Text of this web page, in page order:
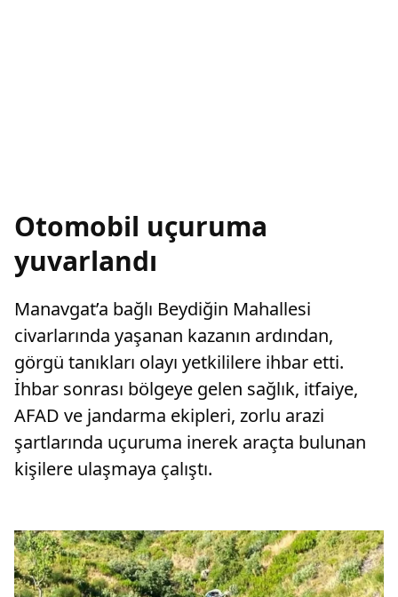
Otomobil uçuruma
yuvarlandı
Manavgat’a bağlı Beydiğin Mahallesi
civarlarında yaşanan kazanın ardından,
görgü tanıkları olayı yetkililere ihbar etti.
İhbar sonrası bölgeye gelen sağlık, itfaiye,
AFAD ve jandarma ekipleri, zorlu arazi
şartlarında uçuruma inerek araçta bulunan
kişilere ulaşmaya çalıştı.